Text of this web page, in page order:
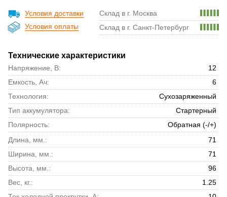
Условия доставки
Условия оплаты
Склад в г. Москва
Склад в г. Санкт-Петербург
Технические характеристики
Напряжение, В:
12
Емкость, Ач:
6
Технология:
Сухозаряженный
Тип аккумулятора:
Стартерный
Полярность:
Обратная (-/+)
Длина, мм.:
71
Ширина, мм.:
71
Высота, мм.:
96
Вес, кг.:
1.25